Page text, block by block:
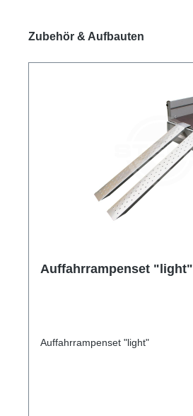
Produktgalerie überspringen
Zubehör & Aufbauten
Auffahrrampenset "light"
Auffahrrampenset "light"